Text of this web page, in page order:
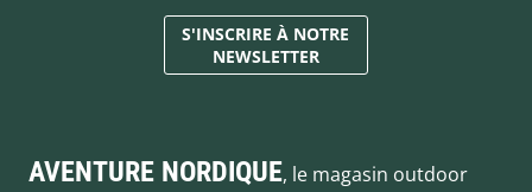
S'INSCRIRE À NOTRE
NEWSLETTER
AVENTURE NORDIQUE, le magasin outdoor